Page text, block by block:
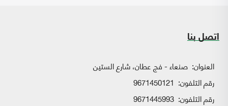
اتصل بنا
العنوان: صنعاء - فج عطان، شارع الستين
رقم التلفون: 9671450121
رقم التلفون: 9671445993